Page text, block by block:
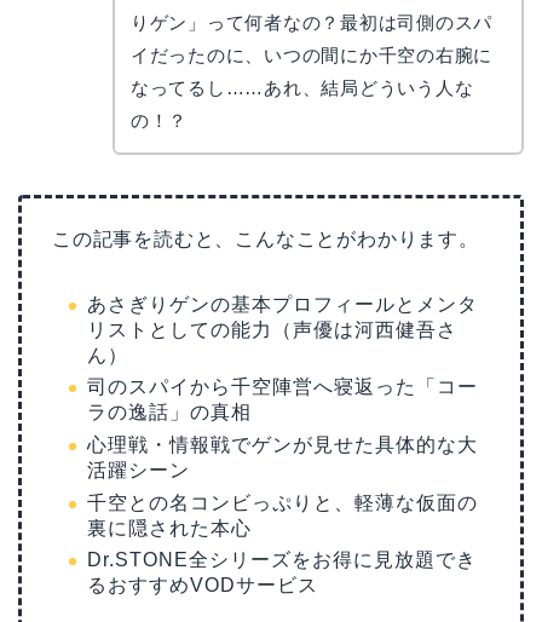
りゲン」って何者なの？最初は司側のスパ
イだったのに、いつの間にか千空の右腕に
なってるし……あれ、結局どういう人な
の！？
この記事を読むと、こんなことがわかります。
あさぎりゲンの基本プロフィールとメンタ
リストとしての能力（声優は河西健吾さ
ん）
司のスパイから千空陣営へ寝返った「コー
ラの逸話」の真相
心理戦・情報戦でゲンが見せた具体的な大
活躍シーン
千空との名コンビっぷりと、軽薄な仮面の
裏に隠された本心
Dr.STONE全シリーズをお得に見放題でき
るおすすめVODサービス